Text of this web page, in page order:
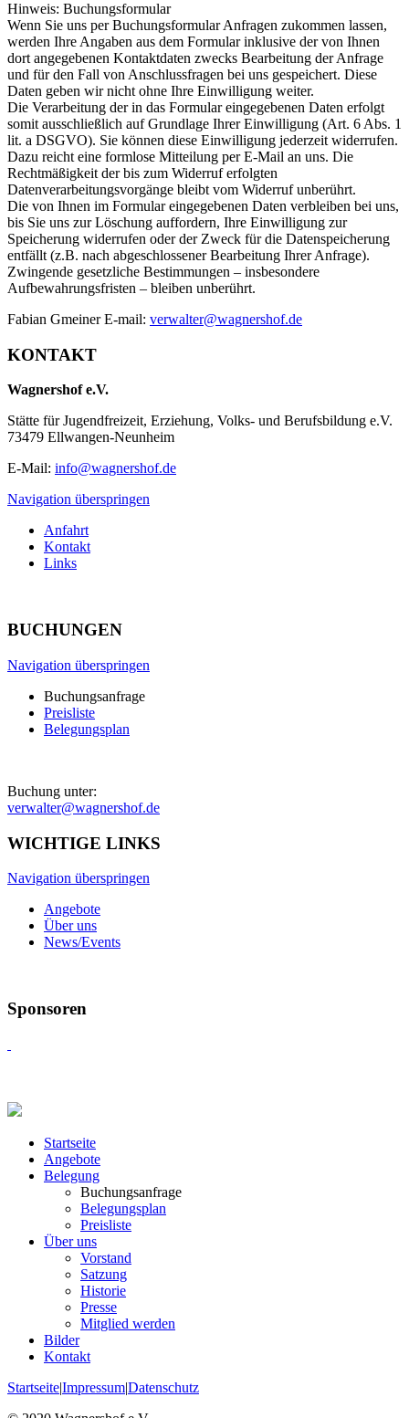
Hinweis: Buchungsformular
Wenn Sie uns per Buchungsformular Anfragen zukommen lassen,
werden Ihre Angaben aus dem Formular inklusive der von Ihnen
dort angegebenen Kontaktdaten zwecks Bearbeitung der Anfrage
und für den Fall von Anschlussfragen bei uns gespeichert. Diese
Daten geben wir nicht ohne Ihre Einwilligung weiter.
Die Verarbeitung der in das Formular eingegebenen Daten erfolgt
somit ausschließlich auf Grundlage Ihrer Einwilligung (Art. 6 Abs. 1
lit. a DSGVO). Sie können diese Einwilligung jederzeit widerrufen.
Dazu reicht eine formlose Mitteilung per E-Mail an uns. Die
Rechtmäßigkeit der bis zum Widerruf erfolgten
Datenverarbeitungsvorgänge bleibt vom Widerruf unberührt.
Die von Ihnen im Formular eingegebenen Daten verbleiben bei uns,
bis Sie uns zur Löschung auffordern, Ihre Einwilligung zur
Speicherung widerrufen oder der Zweck für die Datenspeicherung
entfällt (z.B. nach abgeschlossener Bearbeitung Ihrer Anfrage).
Zwingende gesetzliche Bestimmungen – insbesondere
Aufbewahrungsfristen – bleiben unberührt.
Fabian Gmeiner E-mail: verwalter@wagnershof.de
KONTAKT
Wagnershof e.V.
Stätte für Jugendfreizeit, Erziehung, Volks- und Berufsbildung e.V.
73479 Ellwangen-Neunheim
E-Mail: info@wagnershof.de
Navigation überspringen
Anfahrt
Kontakt
Links
BUCHUNGEN
Navigation überspringen
Buchungsanfrage
Preisliste
Belegungsplan
Buchung unter:
verwalter@wagnershof.de
WICHTIGE LINKS
Navigation überspringen
Angebote
Über uns
News/Events
Sponsoren
Startseite
Angebote
Belegung
Buchungsanfrage
Belegungsplan
Preisliste
Über uns
Vorstand
Satzung
Historie
Presse
Mitglied werden
Bilder
Kontakt
Startseite|Impressum|Datenschutz